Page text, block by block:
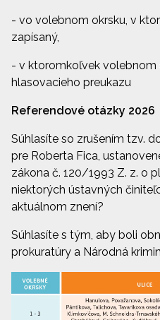
- vo volebnom okrsku, v
zapísaný,
- v ktoromkoľvek volebnom
hlasovacieho preukazu
Referendové otázky 2026
Súhlasíte so zrušením tzv.
pre Roberta Fica,
zákona č. 120/1993 Z. z. o
niektorých ústavných
aktuálnom znení?
Súhlasíte s tým, aby boli
prokuratúry a Národná